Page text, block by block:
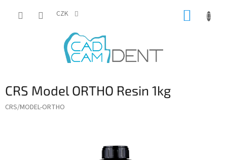
CZK
CRS Model ORTHO Resin 1kg
CRS/MODEL-ORTHO